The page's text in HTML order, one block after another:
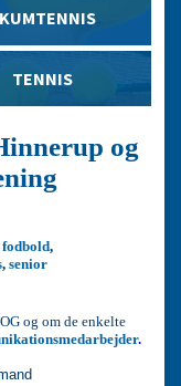
TENNIS
og
fodbold,
, senior
og om de enkelte
.